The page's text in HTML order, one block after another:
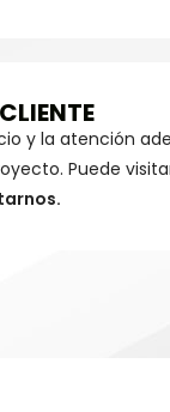
y la atención
Puede